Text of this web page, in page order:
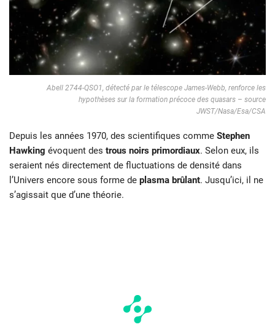
Abell 2744-QSO1, détecté par le télescope James-Webb, renforce les
hypothèses sur la formation précoce des quasars – source
JWST/Nasa/Esa/CSA
Depuis les années 1970, des scientifiques comme Stephen
Hawking évoquent des trous noirs primordiaux. Selon eux, ils
seraient nés directement de fluctuations de densité dans
l’Univers encore sous forme de plasma brûlant. Jusqu’ici, il ne
s’agissait que d’une théorie.